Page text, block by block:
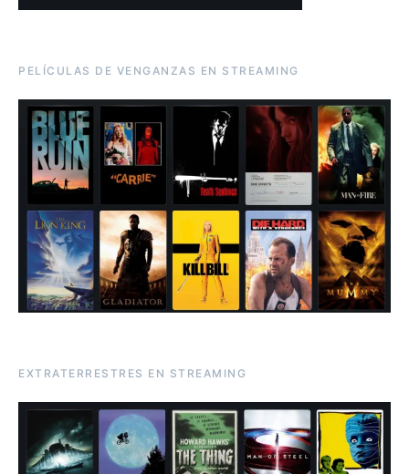
PELÍCULAS DE VENGANZAS EN STREAMING
EXTRATERRESTRES EN STREAMING